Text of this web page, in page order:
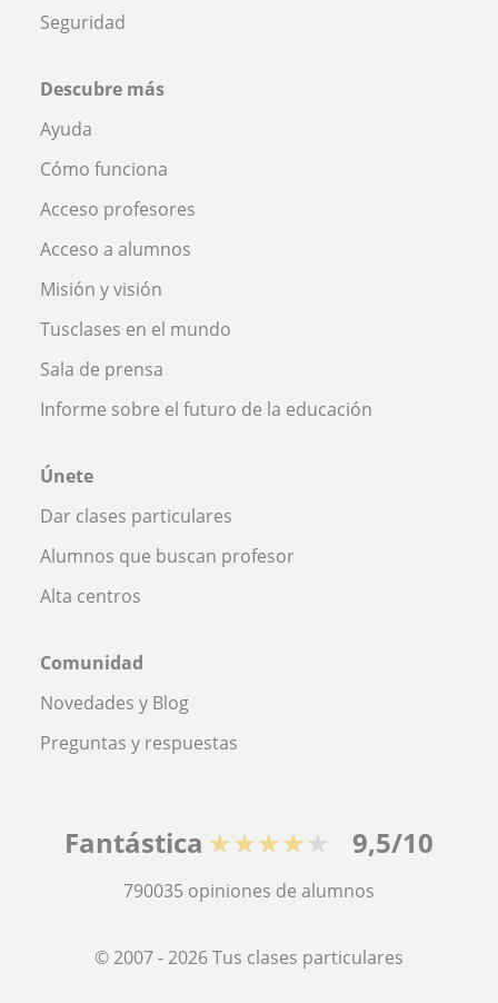
Seguridad
Descubre más
Ayuda
Cómo funciona
Acceso profesores
Acceso a alumnos
Misión y visión
Tusclases en el mundo
Sala de prensa
Informe sobre el futuro de la educación
Únete
Dar clases particulares
Alumnos que buscan profesor
Alta centros
Comunidad
Novedades y Blog
Preguntas y respuestas
Fantástica ★★★★★ 9,5/10
790035 opiniones de alumnos
© 2007 - 2026 Tus clases particulares